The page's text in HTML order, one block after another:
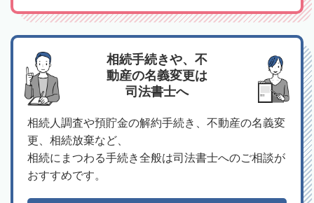
相続手続きや、不
動産の名義変更は
司法書士へ
相続人調査や預貯金の解約手続き、不動産の名義変
更、相続放棄など、
相続にまつわる手続き全般は司法書士へのご相談が
おすすめです。